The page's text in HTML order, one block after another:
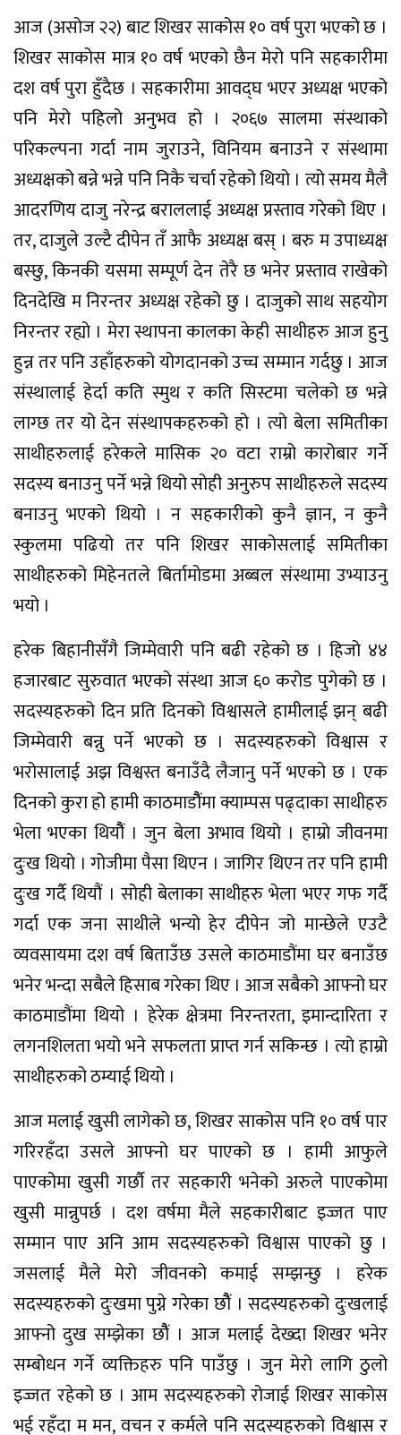
आज (असोज २२) बाट शिखर साकोस १० वर्ष पुरा भएको छ ।
शिखर साकोस मात्र १० वर्ष भएको छैन मेरो पनि सहकारीमा
दश वर्ष पुरा हुँदैछ । सहकारीमा आवद्घ भएर अध्यक्ष भएको
पनि मेरो पहिलो अनुभव हो । २०६७ सालमा संस्थाको
परिकल्पना गर्दा नाम जुराउने, विनियम बनाउने र संस्थामा
अध्यक्षको बन्ने भन्ने पनि निकै चर्चा रहेको थियो । त्यो समय मैलै
आदरणिय दाजु नरेन्द्र बराललाई अध्यक्ष प्रस्ताव गरेको थिए ।
तर, दाजुले उल्टै दीपेन तँ आफै अध्यक्ष बस् । बरु म उपाध्यक्ष
बस्छु, किनकी यसमा सम्पूर्ण देन तेरै छ भनेर प्रस्ताव राखेको
दिनदेखि म निरन्तर अध्यक्ष रहेको छु । दाजुको साथ सहयोग
निरन्तर रह्यो । मेरा स्थापना कालका केही साथीहरु आज हुनु
हुन्न तर पनि उहाँहरुको योगदानको उच्च सम्मान गर्दछु । आज
संस्थालाई हेर्दा कति स्मुथ र कति सिस्टमा चलेको छ भन्ने
लाग्छ तर यो देन संस्थापकहरुको हो । त्यो बेला समितीका
साथीहरुलाई हरेकले मासिक २० वटा राम्रो कारोबार गर्ने
सदस्य बनाउनु पर्ने भन्ने थियो सोही अनुरुप साथीहरुले सदस्य
बनाउनु भएको थियो । न सहकारीको कुनै ज्ञान, न कुनै
स्कुलमा पढियो तर पनि शिखर साकोसलाई समितीका
साथीहरुको मिहेनतले बिर्तामोडमा अब्बल संस्थामा उभ्याउनु
भयो ।
हरेक बिहानीसंँगै जिम्मेवारी पनि बढी रहेको छ । हिजो ४४
हजारबाट सुरुवात भएको संस्था आज ६० करोड पुगेको छ ।
सदस्यहरुको दिन प्रति दिनको विश्वासले हामीलाई झन् बढी
जिम्मेवारी बन्नु पर्ने भएको छ । सदस्यहरुको विश्वास र
भरोसालाई अझ विश्वस्त बनाउँदै लैजानु पर्ने भएको छ । एक
दिनको कुरा हो हामी काठमाडाैैंमा क्याम्पस पढ्दाका साथीहरु
भेला भएका थियाैैं । जुन बेला अभाव थियो । हाम्रो जीवनमा
दुःख थियो । गोजीमा पैसा थिएन । जागिर थिएन तर पनि हामी
दुःख गर्दै थियौं । सोही बेलाका साथीहरु भेला भएर गफ गर्दै
गर्दा एक जना साथीले भन्यो हेर दीपेन जो मान्छेले एउटै
व्यवसायमा दश वर्ष बिताउँछ उसले काठमाडौंमा घर बनाउँछ
भनेर भन्दा सबैले हिसाब गरेका थिए । आज सबैको आफ्नो घर
काठमाडौंमा थियो । हेरेक क्षेत्रमा निरन्तरता, इमान्दारिता र
लगनशिलता भयो भने सफलता प्राप्त गर्न सकिन्छ । त्यो हाम्रो
साथीहरुको ठम्याई थियो ।
आज मलाई खुसी लागेको छ, शिखर साकोस पनि १० वर्ष पार
गरिरहँदा उसले आफ्नो घर पाएको छ । हामी आफुले
पाएकोमा खुसी गर्छौ तर सहकारी भनेको अरुले पाएकोमा
खुसी मान्नुपर्छ । दश वर्षमा मैले सहकारीबाट इज्जत पाए
सम्मान पाए अनि आम सदस्यहरुको विश्वास पाएको छु ।
जसलाई मैले मेरो जीवनको कमाई सम्झन्छु । हरेक
सदस्यहरुको दुःखमा पुग्ने गरेका छाैैं । सदस्यहरुको दुःखलाई
आफ्नो दुख सम्झेका छाैैं । आज मलाई देख्दा शिखर भनेर
सम्बोधन गर्ने व्यक्तिहरु पनि पाउँछु । जुन मेरो लागि ठुलो
इज्जत रहेको छ । आम सदस्यहरुको रोजाई शिखर साकोस
भई रहँदा म मन, वचन र कर्मले पनि सदस्यहरुको विश्वास र